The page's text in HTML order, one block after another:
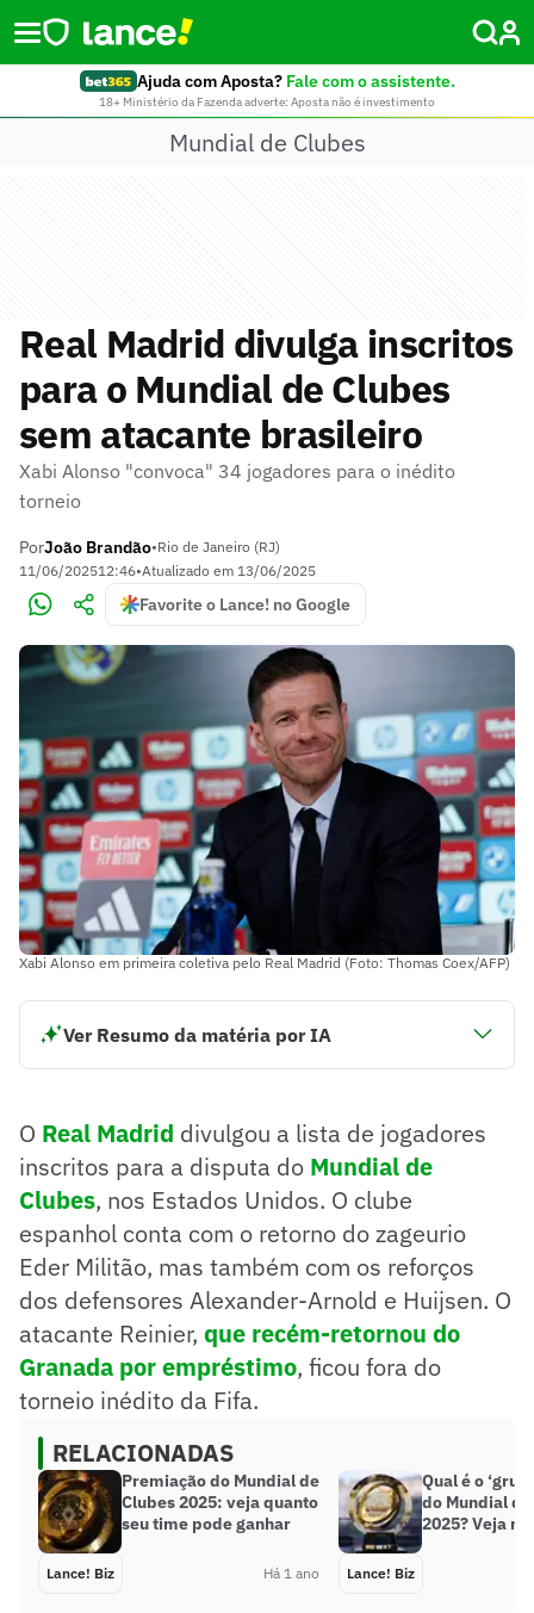
Ajuda com Aposta? Fale com o assistente.
18+ Ministério da Fazenda adverte: Aposta não é investimento
Mundial de Clubes
Real Madrid divulga inscritos
para o Mundial de Clubes
sem atacante brasileiro
Xabi Alonso "convoca" 34 jogadores para o inédito
torneio
PorJoão Brandão•Rio de Janeiro (RJ)
11/06/202512:46•Atualizado em 13/06/2025
Favorite o Lance! no Google
Xabi Alonso em primeira coletiva pelo Real Madrid (Foto: Thomas Coex/AFP)
Ver Resumo da matéria por IA
Alexander-Arnold.
Atacante Reinier não foi inscrito no torneio.
Despedida de Modric antes da transferência para o Milan.
Real Madrid começa sua participação contra Al-Hilal no dia
18 de junho.
Resumo supervisionado pelo jornalista!
O Real Madrid divulgou a lista de jogadores
inscritos para a disputa do Mundial de
Clubes, nos Estados Unidos. O clube
espanhol conta com o retorno do zageurio
Eder Militão, mas também com os reforços
dos defensores Alexander-Arnold e Huijsen. O
atacante Reinier, que recém-retornou do
Granada por empréstimo, ficou fora do
torneio inédito da Fifa.
RELACIONADAS
Premiação do Mundial de
Clubes 2025: veja quanto
seu time pode ganhar
Lance! Biz Há 1 ano
Qual é o
do Mundial
2025? Veja
Lance! Biz